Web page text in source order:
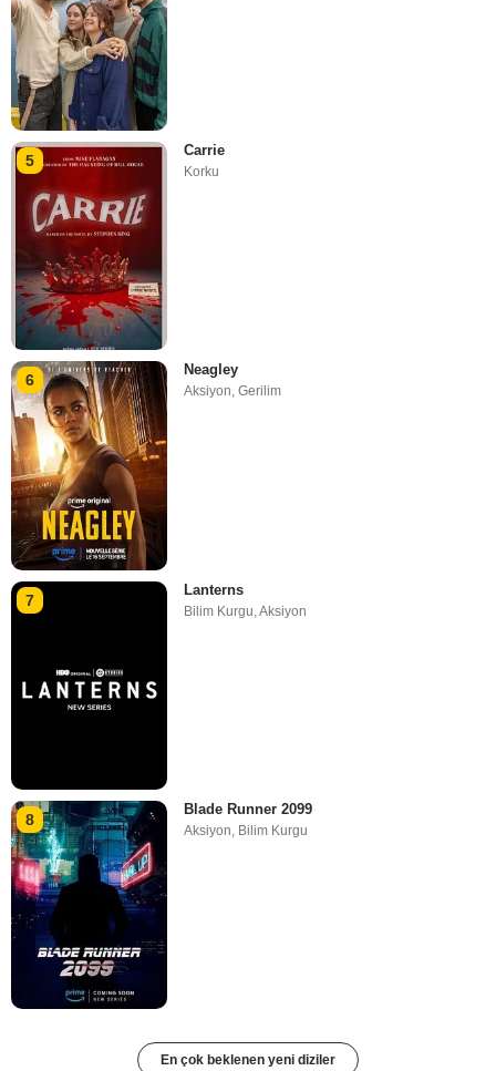
5
Carrie
Korku
6
Neagley
Aksiyon,Gerilim
7
Lanterns
Bilim Kurgu ,Aksiyon
8
Blade Runner 2099
Aksiyon, Bilim Kurgu
En çok beklenen yeni diziler